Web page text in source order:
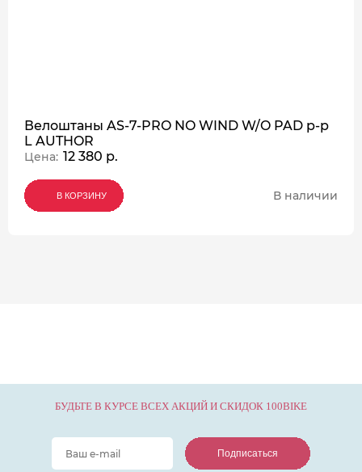
Велоштаны AS-7-PRO NO WIND W/O PAD р-р
L AUTHOR
Цена: 12 380 р.
В КОРЗИНУ
В КОРЗИНУ
В КОРЗИНУ В наличии
БУДЬТЕ В КУРСЕ ВСЕХ АКЦИЙ И СКИДОК 100BIKE
Подписаться
Подписаться
Подписаться